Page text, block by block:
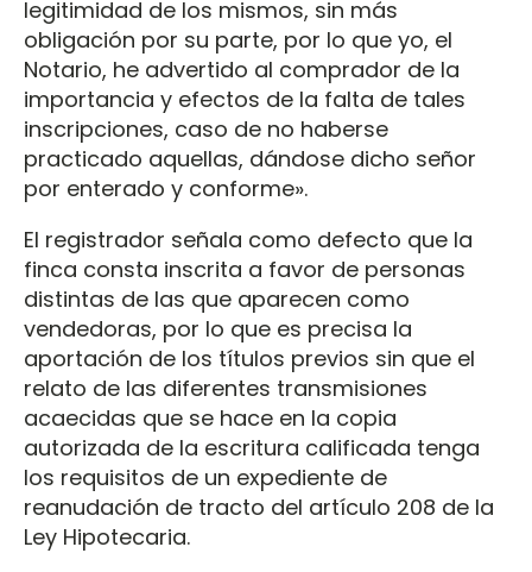
legitimidad de los mismos, sin más
obligación por su parte, por lo que yo, el
Notario, he advertido al comprador de la
importancia y efectos de la falta de tales
inscripciones, caso de no haberse
practicado aquellas, dándose dicho señor
por enterado y conforme».
El registrador señala como defecto que la
finca consta inscrita a favor de personas
distintas de las que aparecen como
vendedoras, por lo que es precisa la
aportación de los títulos previos sin que el
relato de las diferentes transmisiones
acaecidas que se hace en la copia
autorizada de la escritura calificada tenga
los requisitos de un expediente de
reanudación de tracto del artículo 208 de la
Ley Hipotecaria.